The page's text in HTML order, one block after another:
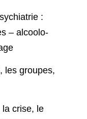
:
– alcoolo-
les groupes,
la crise, le